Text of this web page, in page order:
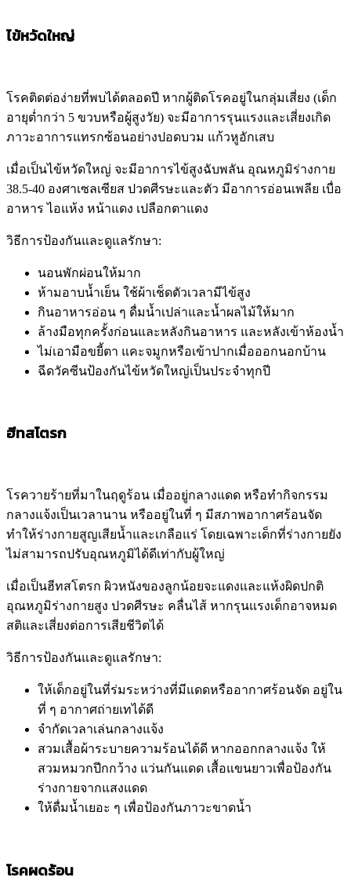
ไข้หวัดใหญ่
โรคติดต่อง่ายที่พบได้ตลอดปี หากผู้ติดโรคอยู่ในกลุ่มเสี่ยง (เด็ก
อายุต่ำกว่า 5 ขวบหรือผู้สูงวัย) จะมีอาการรุนแรงและเสี่ยงเกิด
ภาวะอาการแทรกซ้อนอย่างปอดบวม แก้วหูอักเสบ
เมื่อเป็นไข้หวัดใหญ่ จะมีอาการไข้สูงฉับพลัน อุณหภูมิร่างกาย
38.5-40 องศาเซลเซียส ปวดศีรษะและตัว มีอาการอ่อนเพลีย เบื่อ
อาหาร ไอแห้ง หน้าแดง เปลือกตาแดง
วิธีการป้องกันและดูแลรักษา:
นอนพักผ่อนให้มาก
ห้ามอาบน้ำเย็น ใช้ผ้าเช็ดตัวเวลามีไข้สูง
กินอาหารอ่อน ๆ ดื่มน้ำเปล่าและน้ำผลไม้ให้มาก
ล้างมือทุกครั้งก่อนและหลังกินอาหาร และหลังเข้าห้องน้ำ
ไม่เอามือขยี้ตา แคะจมูกหรือเข้าปากเมื่อออกนอกบ้าน
ฉีดวัคซีนป้องกันไข้หวัดใหญ่เป็นประจำทุกปี
ฮีทสโตรก
โรควายร้ายที่มาในฤดูร้อน เมื่ออยู่กลางแดด หรือทำกิจกรรม
กลางแจ้งเป็นเวลานาน หรืออยู่ในที่ ๆ มีสภาพอากาศร้อนจัด
ทำให้ร่างกายสูญเสียน้ำและเกลือแร่ โดยเฉพาะเด็กที่ร่างกายยัง
ไม่สามารถปรับอุณหภูมิได้ดีเท่ากับผู้ใหญ่
เมื่อเป็นฮีทสโตรก ผิวหนังของลูกน้อยจะแดงและแห้งผิดปกติ
อุณหภูมิร่างกายสูง ปวดศีรษะ คลื่นไส้ หากรุนแรงเด็กอาจหมด
สติและเสี่ยงต่อการเสียชีวิตได้
วิธีการป้องกันและดูแลรักษา:
ให้เด็กอยู่ในที่ร่มระหว่างที่มีแดดหรืออากาศร้อนจัด อยู่ใน
ที่ ๆ อากาศถ่ายเทได้ดี
จำกัดเวลาเล่นกลางแจ้ง
สวมเสื้อผ้าระบายความร้อนได้ดี หากออกกลางแจ้ง ให้
สวมหมวกปีกกว้าง แว่นกันแดด เสื้อแขนยาวเพื่อป้องกัน
ร่างกายจากแสงแดด
ให้ดื่มน้ำเยอะ ๆ เพื่อป้องกันภาวะขาดน้ำ
โรคผดร้อน